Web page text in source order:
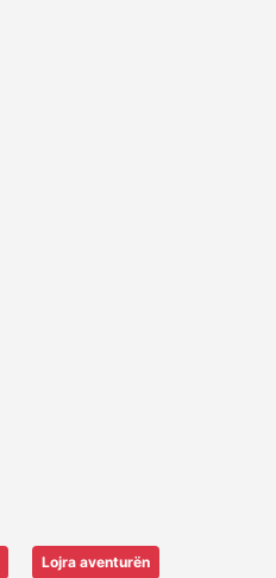
Lojra aventurën